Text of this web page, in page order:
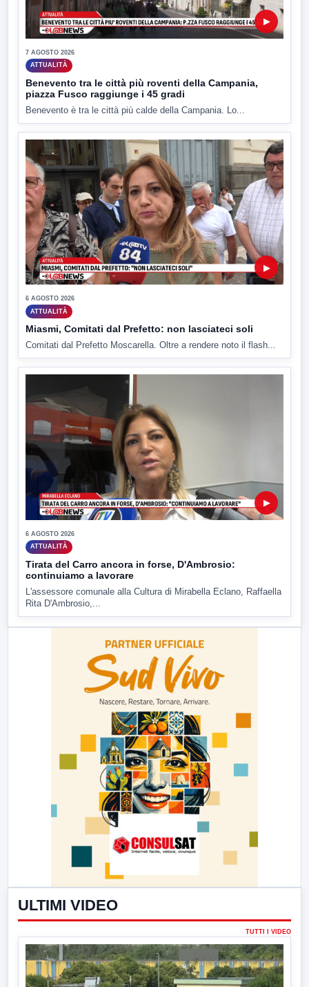
▶
7 AGOSTO 2026
ATTUALITÀ
Benevento tra le città più roventi della Campania,
piazza Fusco raggiunge i 45 gradi
Benevento è tra le città più calde della Campania. Lo...
▶
6 AGOSTO 2026
ATTUALITÀ
Miasmi, Comitati dal Prefetto: non lasciateci soli
Comitati dal Prefetto Moscarella. Oltre a rendere noto il flash...
▶
6 AGOSTO 2026
ATTUALITÀ
Tirata del Carro ancora in forse, D'Ambrosio:
continuiamo a lavorare
L'assessore comunale alla Cultura di Mirabella Eclano, Raffaella
Rita D'Ambrosio,...
ULTIMI VIDEO
TUTTI I VIDEO